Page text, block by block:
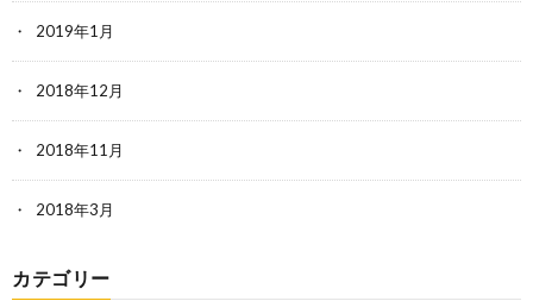
2019年1月
2018年12月
2018年11月
2018年3月
カテゴリー